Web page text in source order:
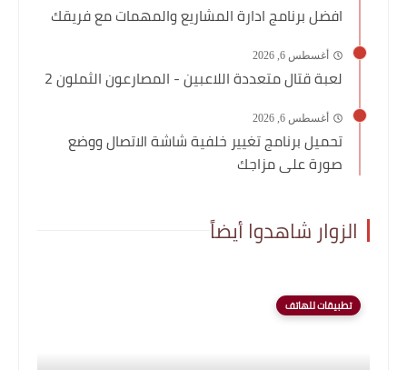
افضل برنامج ادارة المشاريع والمهمات مع فريقك
أغسطس 6, 2026
لعبة قتال متعددة اللاعبين - المصارعون الثملون 2
أغسطس 6, 2026
تحميل برنامج تغيير خلفية شاشة الاتصال ووضع
صورة على مزاجك
الزوار شاهدوا أيضاً
تطبيقات للهاتف